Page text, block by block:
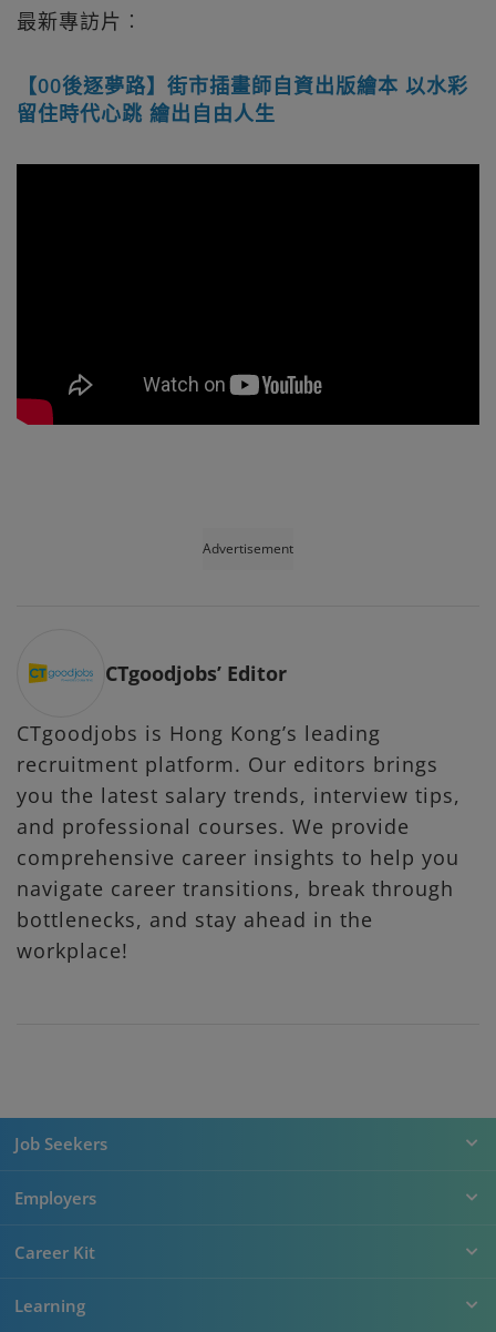
最新專訪片︰
【00後逐夢路】街市插畫師自資出版繪本 以水彩
留住時代心跳 繪出自由人生
Advertisement
CTgoodjobs’ Editor
CTgoodjobs is Hong Kong’s leading
recruitment platform. Our editors brings
you the latest salary trends, interview tips,
and professional courses. We provide
comprehensive career insights to help you
navigate career transitions, break through
bottlenecks, and stay ahead in the
workplace!
Job Seekers
Employers
Career Kit
Learning